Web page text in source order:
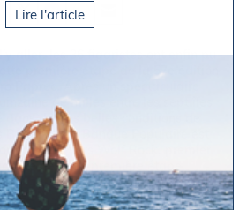
aller, les 36 figaristes ont enfin pu
première étape de la 57e édition
de milles entre les sept îles
dans de très belles conditions de
Berrehar sur Banque Populaire est
cap vers Wolf Rock, premier
de cette première étape.
Lire l'article